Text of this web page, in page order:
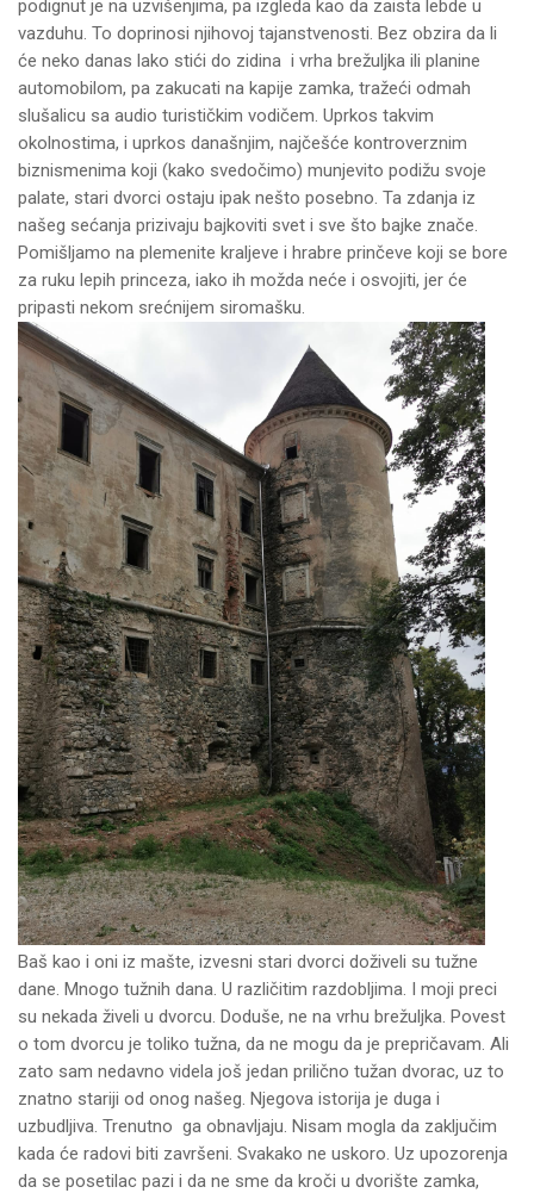
podignut je na uzvišenjima, pa izgleda kao da zaista lebde u
vazduhu. To doprinosi njihovoj tajanstvenosti. Bez obzira da li
će neko danas lako stići do zidina i vrha brežuljka ili planine
automobilom, pa zakucati na kapije zamka, tražeći odmah
slušalicu sa audio turističkim vodičem. Uprkos takvim
okolnostima, i uprkos današnjim, najčešće kontroverznim
biznismenima koji (kako svedočimo) munjevito podižu svoje
palate, stari dvorci ostaju ipak nešto posebno. Ta zdanja iz
našeg sećanja prizivaju bajkoviti svet i sve što bajke znače.
Pomišljamo na plemenite kraljeve i hrabre prinčeve koji se bore
za ruku lepih princeza, iako ih možda neće i osvojiti, jer će
pripasti nekom srećnijem siromašku.
Baš kao i oni iz mašte, izvesni stari dvorci doživeli su tužne
dane. Mnogo tužnih dana. U različitim razdobljima. I moji preci
su nekada živeli u dvorcu. Doduše, ne na vrhu brežuljka. Povest
o tom dvorcu je toliko tužna, da ne mogu da je prepričavam. Ali
zato sam nedavno videla još jedan prilično tužan dvorac, uz to
znatno stariji od onog našeg. Njegova istorija je duga i
uzbudljiva. Trenutno ga obnavljaju. Nisam mogla da zaključim
kada će radovi biti završeni. Svakako ne uskoro. Uz upozorenja
da se posetilac pazi i da ne sme da kroči u dvorište zamka,